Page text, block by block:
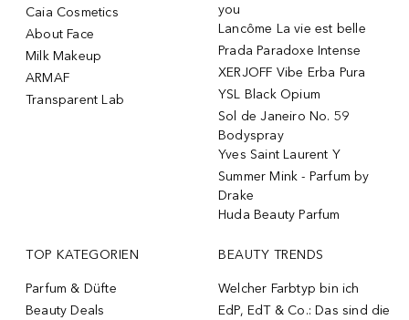
Caia Cosmetics
About Face
Milk Makeup
ARMAF
Transparent Lab
you
Lancôme La vie est belle
Prada Paradoxe Intense
XERJOFF Vibe Erba Pura
YSL Black Opium
Sol de Janeiro No. 59
Bodyspray
Yves Saint Laurent Y
Summer Mink - Parfum by
Drake
Huda Beauty Parfum
TOP KATEGORIEN
Parfum & Düfte
Beauty Deals
BEAUTY TRENDS
Welcher Farbtyp bin ich
EdP, EdT & Co.: Das sind die